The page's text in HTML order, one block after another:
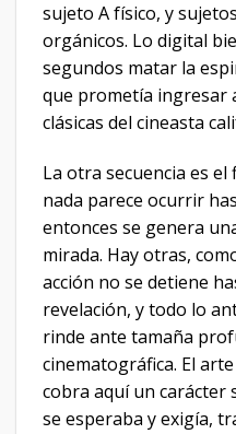
sujeto A físico, y
orgánicos. Lo digital
segundos matar la
que prometía ingresar
clásicas del cineasta
La otra secuencia es el
nada parece ocurrir
entonces se genera
mirada. Hay otras,
acción no se detiene
revelación, y todo lo
rinde ante tamaña
cinematográfica. El
cobra aquí un carácter
se esperaba y exigía,